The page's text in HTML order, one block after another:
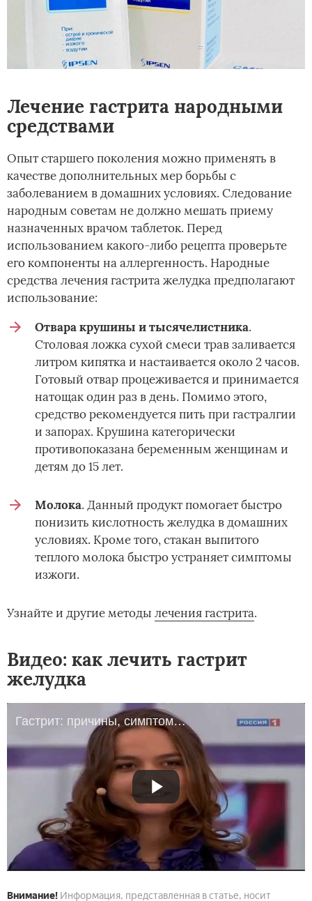
Лечение гастрита народными
средствами
Опыт старшего поколения можно применять в
качестве дополнительных мер борьбы с
заболеванием в домашних условиях. Следование
народным советам не должно мешать приему
назначенных врачом таблеток. Перед
использованием какого-либо рецепта проверьте
его компоненты на аллергенность. Народные
средства лечения гастрита желудка предполагают
использование:
Отвара крушины и тысячелистника.
Столовая ложка сухой смеси трав заливается
литром кипятка и настаивается около 2 часов.
Готовый отвар процеживается и принимается
натощак один раз в день. Помимо этого,
средство рекомендуется пить при гастралгии
и запорах. Крушина категорически
противопоказана беременным женщинам и
детям до 15 лет.
Молока. Данный продукт помогает быстро
понизить кислотность желудка в домашних
условиях. Кроме того, стакан выпитого
теплого молока быстро устраняет симптомы
изжоги.
Узнайте и другие методы лечения гастрита.
Видео: как лечить гастрит
желудка
Гастрит: причины, симптомы и лечение. Диета при гастрите
Внимание! Информация, представленная в статье, носит